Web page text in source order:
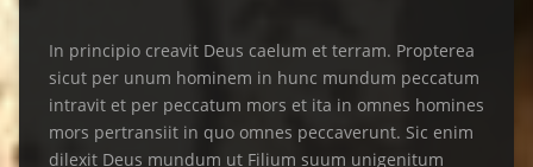
In principio creavit Deus caelum et terram. Propterea
sicut per unum hominem in hunc mundum peccatum
intravit et per peccatum mors et ita in omnes homines
mors pertransiit in quo omnes peccaverunt. Sic enim
dilexit Deus mundum ut Filium suum unigenitum